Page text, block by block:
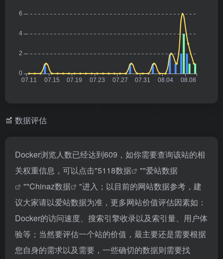
数据评估
Docker浏览人数已经达到609，如你需要查询该站的相
关权重信息，可以点击"5118数据 ""爱站数据
""Chinaz数据
"进入；以目前的网站数据参考，建
议大家请以爱站数据为准，更多网站价值评估因素如：
Docker的访问速度、搜索引擎收录以及索引量、用户体
验等；当然要评估一个站的价值，最主要还是需要根据
您自身的需求以及需要，一些确切的数据则需要找